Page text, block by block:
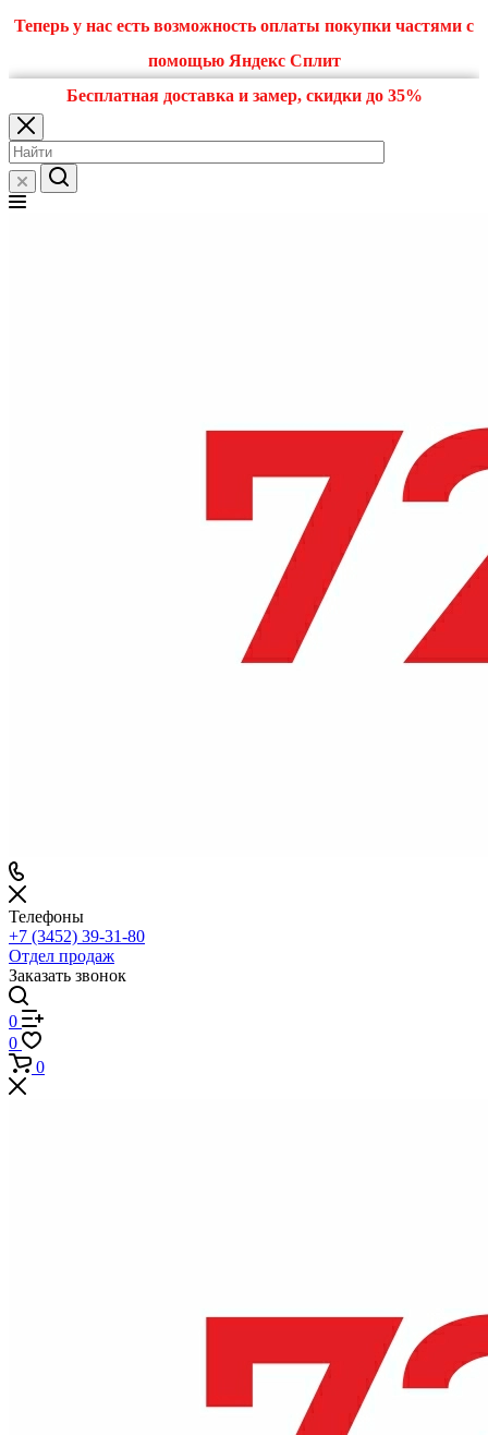
Теперь у нас есть возможность оплаты покупки частями с
помощью Яндекс Сплит
Бесплатная доставка и замер, скидки до 35%
Телефоны
+7 (3452) 39-31-80
Отдел продаж
Заказать звонок
0
0
0